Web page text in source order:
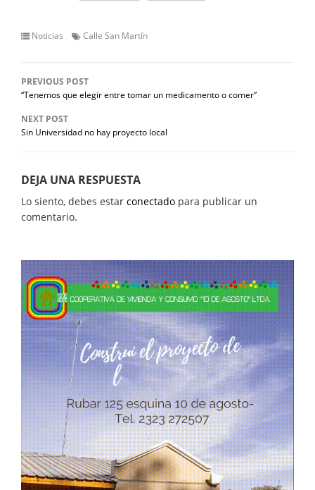
Noticias Calle San Martín
PREVIOUS POST
“Tenemos que elegir entre tomar un medicamento o comer”
NEXT POST
Sin Universidad no hay proyecto local
DEJA UNA RESPUESTA
Lo siento, debes estar conectado para publicar un
comentario.